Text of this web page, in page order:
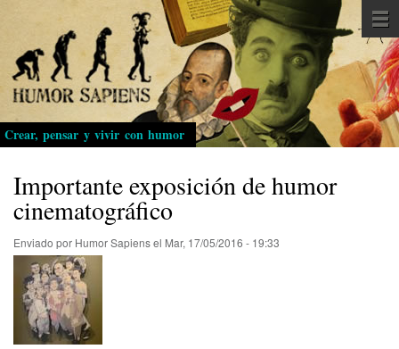
Pasar
al
contenido
principal
Crear, pensar y vivir con humor
Importante exposición de humor
cinematográfico
Enviado por Humor Sapiensel Mar, 17/05/2016 - 19:33